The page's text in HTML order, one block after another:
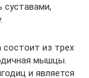
из трех
мышцы.
и является